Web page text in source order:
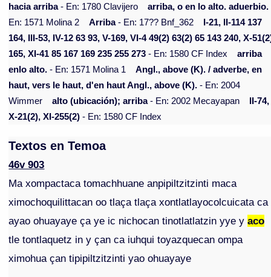
hacia arriba- En: 1780 Clavijero arriba, o en lo alto. aduerbio.
En: 1571 Molina 2
Arriba- En: 17?? Bnf_362
I-21, II-114 137
164, III-53, IV-12 63 93, V-169, VI-4 49(2) 63(2) 65 143 240, X-
165, XI-41 85 167 169 235 255 273 - En: 1580 CF Index
arriba
enlo alto. - En: 1571 Molina 1
Angl., above (K). / adverbe, en
haut, vers le haut, d'en haut Angl., above (K). - En: 2004
Wimmer
alto (ubicación); arriba- En: 2002 Mecayapan
II-74,
X-21(2), XI-255(2) - En: 1580 CF Index
Textos en Temoa
46v 903
Ma xompactaca tomachhuane anpipiltzitzinti maca
ximochoquilittacan oo tlaça tlaça xontlatlayocolcuicata ca
ayao ohuayaye ça ye ic nichocan tinotlatlatzin yye yaco
tle tontlaquetz in y çan ca iuhqui toyazquecan ompa
ximohua çan tipipiltzitzinti yao ohuayaye